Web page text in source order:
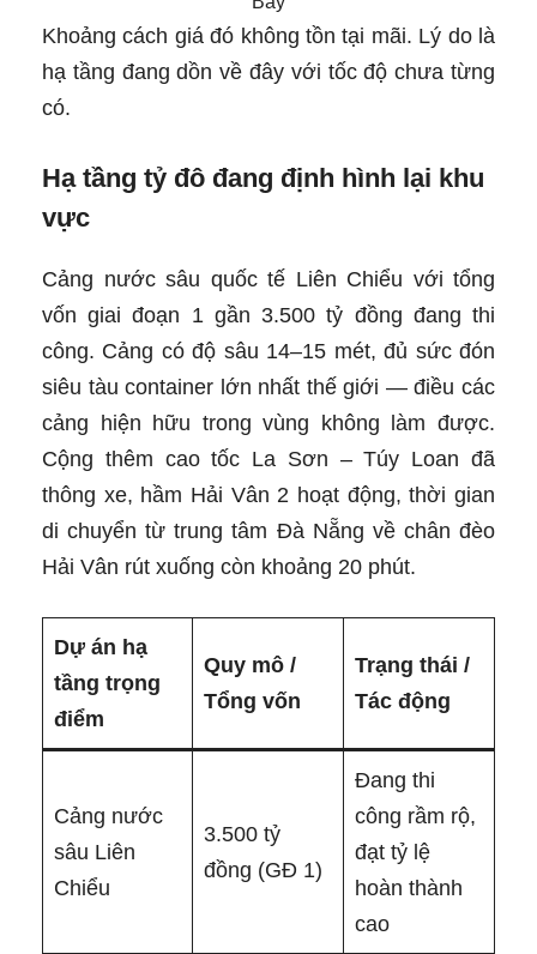
Khoảng cách giá đó không tồn tại mãi. Lý do là
hạ tầng đang dồn về đây với tốc độ chưa từng
có.
Hạ tầng tỷ đô đang định hình lại khu
vực
Cảng nước sâu quốc tế Liên Chiểu với tổng
vốn giai đoạn 1 gần 3.500 tỷ đồng đang thi
công. Cảng có độ sâu 14–15 mét, đủ sức đón
siêu tàu container lớn nhất thế giới — điều các
cảng hiện hữu trong vùng không làm được.
Cộng thêm cao tốc La Sơn – Túy Loan đã
thông xe, hầm Hải Vân 2 hoạt động, thời gian
di chuyển từ trung tâm Đà Nẵng về chân đèo
Hải Vân rút xuống còn khoảng 20 phút.
Dự án hạ
tầng trọng
điểm
Quy mô /
Tổng vốn
Trạng thái /
Tác động
Cảng nước
sâu Liên
Chiểu
3.500 tỷ
đồng (GĐ 1)
Đang thi
công rầm rộ,
đạt tỷ lệ
hoàn thành
cao